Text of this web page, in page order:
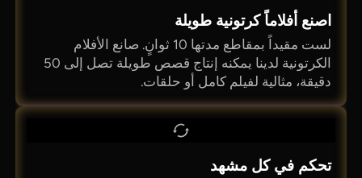
اصنع أفلاماً كرتونية طويلة
لست مقيداً بمقاطع مدتها 10 ثوانٍ. صانع الأفلام
الكرتونية لدينا يمكنه إنتاج قصص طويلة تصل إلى 50
دقيقة، مثالية لفيلم كامل أو حلقات.
تحكم في كل مشهد